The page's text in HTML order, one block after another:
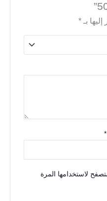
بـ *
*
لاستخدامها المرة